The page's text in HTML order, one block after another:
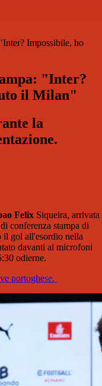
Impossibile, ho
"Inter?
il Milan"
la
Felix Siqueira, arrivata
conferenza stampa di
il gol all'esordio nella
davanti ai microfoni
odierne.
portoghese.